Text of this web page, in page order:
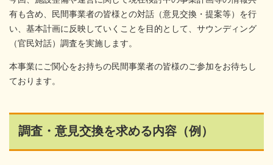
有も含め、民間事業者の皆様との対話（意見交換・提案等）を行
い、基本計画に反映していくことを目的として、サウンディング
（官民対話）調査を実施します。
本事業にご関心をお持ちの民間事業者の皆様のご参加をお待ちし
ております。
調査・意見交換を求める内容（例）